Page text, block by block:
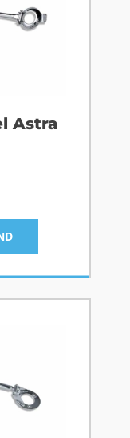
Astra